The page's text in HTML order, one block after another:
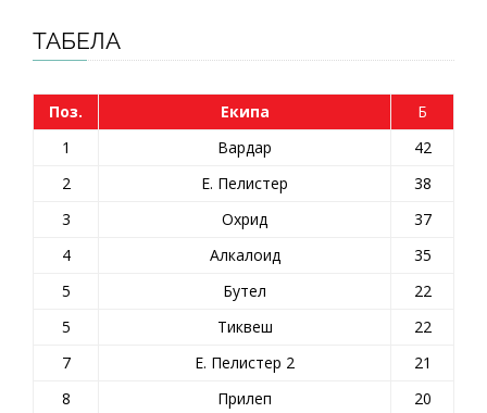
ТАБЕЛА
Поз. Екипа
Б
1
Вардар
42
2
Е. Пелистер
38
3
Охрид
37
4
Алкалоид
35
5
Бутел
22
5
Тиквеш
22
7
Е. Пелистер 2
21
8
Прилеп
20